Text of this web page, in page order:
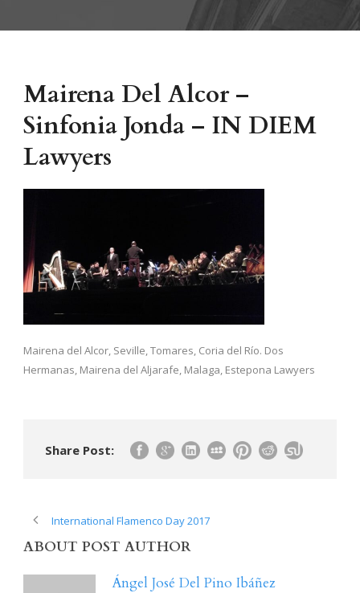
Mairena Del Alcor –
Sinfonia Jonda – IN DIEM
Lawyers
Mairena del Alcor, Seville, Tomares, Coria del Río. Dos
Hermanas, Mairena del Aljarafe, Malaga, Estepona Lawyers
Share Post:
International Flamenco Day 2017
ABOUT POST AUTHOR
Ángel José Del Pino Ibáñez